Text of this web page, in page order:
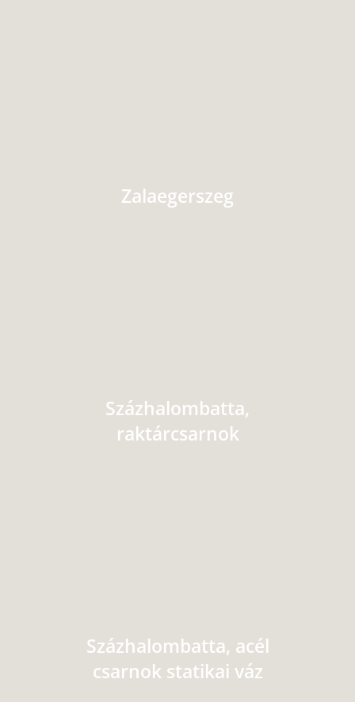
Zalaegerszeg
Százhalombatta,
raktárcsarnok
Százhalombatta, acél
csarnok statikai váz